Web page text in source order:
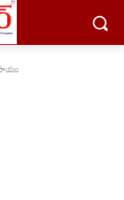
సాయం